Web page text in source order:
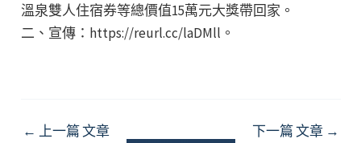
溫泉雙人住宿券等總價值15萬元大獎帶回家。
二、宣傳：https://reurl.cc/laDMll。
Post
← 上一篇 文章 下一篇 文章 →